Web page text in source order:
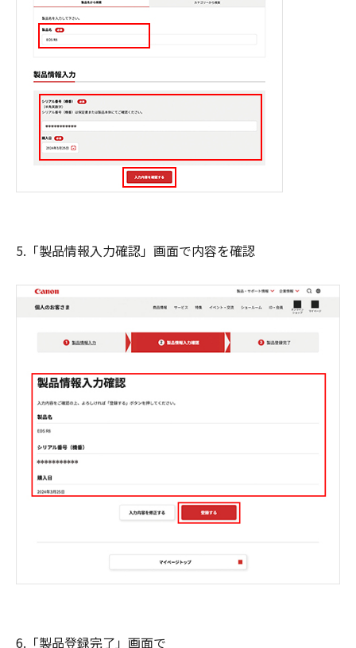
5.「製品情報入力確認」画面で内容を確認
6.「製品登録完了」画面で